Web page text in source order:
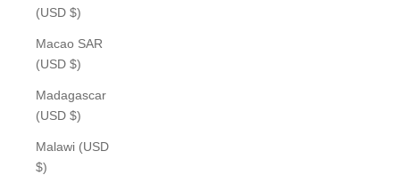
(USD $)
Macao SAR
(USD $)
Madagascar
(USD $)
Malawi (USD
$)